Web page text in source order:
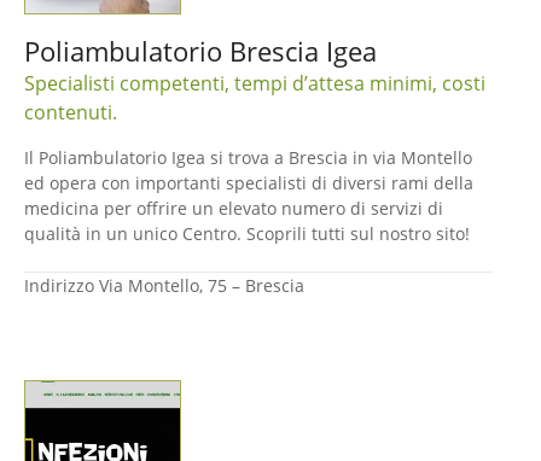
Poliambulatorio Brescia Igea
Specialisti competenti, tempi d’attesa minimi, costi
contenuti.
Il Poliambulatorio Igea si trova a Brescia in via Montello
ed opera con importanti specialisti di diversi rami della
medicina per offrire un elevato numero di servizi di
qualità in un unico Centro. Scoprili tutti sul nostro sito!
Indirizzo Via Montello, 75 – Brescia